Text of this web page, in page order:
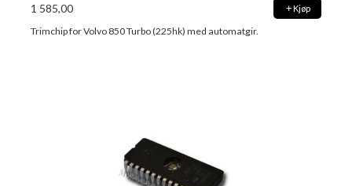
1 585,00 Kjøp
Trimchip for Volvo 850 Turbo (225hk) med automatgir.